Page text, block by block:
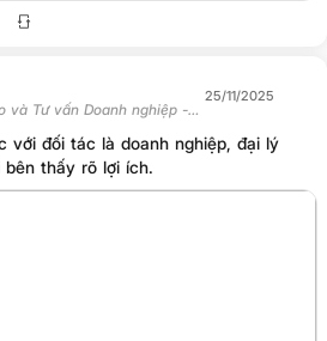
và Tư vấn Doanh nghiệp -
25/11/2025
với đối tác là doanh nghiệp, đại lý
thấy rõ lợi ích.